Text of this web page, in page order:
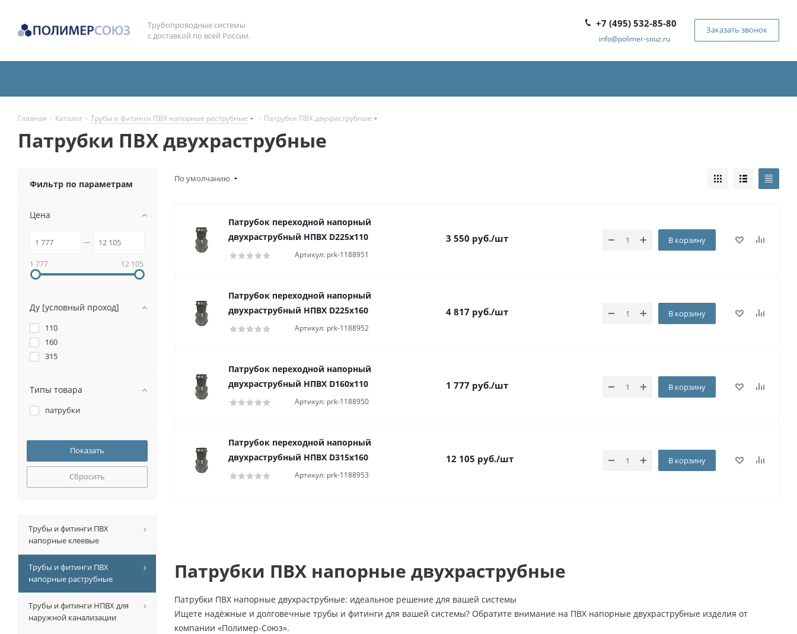
Трубопроводные системы
с доставкой по всей России.
+7 (495) 532-85-80
info@polimer-souz.ru
Заказать звонок
Главная - Каталог - Трубы и фитинги ПВХ напорные раструбные - Патрубки ПВХ двухраструбные
Патрубки ПВХ двухраструбные
По умолчанию
Патрубок переходной напорный
двухраструбный НПВХ D225x110
Артикул: prk-1188951
3 550 руб./шт В корзину
Патрубок переходной напорный
двухраструбный НПВХ D225x160
Артикул: prk-1188952
4 817 руб./шт В корзину
Патрубок переходной напорный
двухраструбный НПВХ D160x110
Артикул: prk-1188950
1 777 руб./шт В корзину
Патрубок переходной напорный
двухраструбный НПВХ D315x160
Артикул: prk-1188953
12 105 руб./шт В корзину
Патрубки ПВХ напорные двухраструбные
Патрубки ПВХ напорные двухраструбные: идеальное решение для вашей системы
Ищете надёжные и долговечные трубы и фитинги для вашей системы? Обратите внимание на ПВХ напорные двухраструбные изделия от
компании «Полимер-Союз».
Фильтр по параметрам
Цена
1 777 12 105
Ду [условный проход]
110
160
315
Типы товара
патрубки
Сбросить
Трубы и фитинги ПВХ
напорные клеевые
Трубы и фитинги ПВХ
напорные раструбные
Трубы и фитинги НПВХ для
наружной канализации